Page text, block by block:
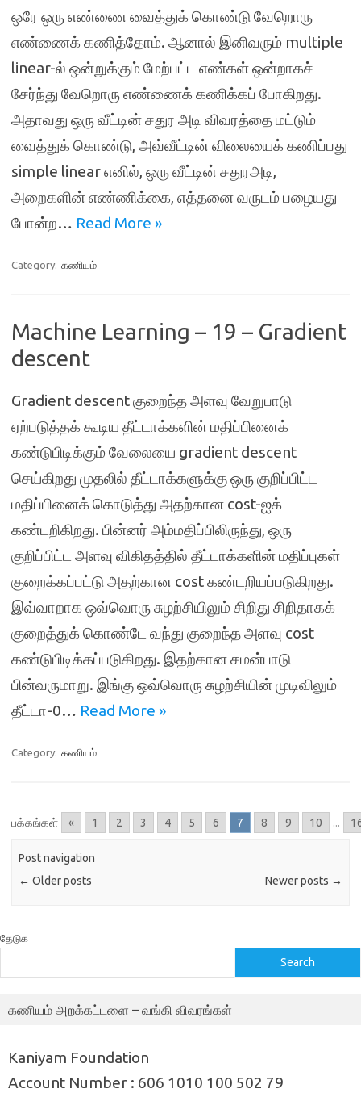
ஒரே ஒரு எண்ணை வைத்துக் கொண்டு வேறொரு
எண்ணைக் கணித்தோம். ஆனால் இனிவரும் multiple
linear-ல் ஒன்றுக்கும் மேற்பட்ட எண்கள் ஒன்றாகச்
சேர்ந்து வேறொரு எண்ணைக் கணிக்கப் போகிறது.
அதாவது ஒரு வீட்டின் சதுர அடி விவரத்தை மட்டும்
வைத்துக் கொண்டு, அவ்வீட்டின் விலையைக் கணிப்பது
simple linear எனில், ஒரு வீட்டின் சதுரஅடி,
அறைகளின் எண்ணிக்கை, எத்தனை வருடம் பழையது
போன்ற… Read More »
Category: கணியம்
Machine Learning – 19 – Gradient
descent
Gradient descent குறைந்த அளவு வேறுபாடு
ஏற்படுத்தக் கூடிய தீட்டாக்களின் மதிப்பினைக்
கண்டுபிடிக்கும் வேலையை gradient descent
செய்கிறது முதலில் தீட்டாக்களுக்கு ஒரு குறிப்பிட்ட
மதிப்பினைக் கொடுத்து அதற்கான cost-ஐக்
கண்டறிகிறது. பின்னர் அம்மதிப்பிலிருந்து, ஒரு
குறிப்பிட்ட அளவு விகிதத்தில் தீட்டாக்களின் மதிப்புகள்
குறைக்கப்பட்டு அதற்கான cost கண்டறியப்படுகிறது.
இவ்வாறாக ஒவ்வொரு சுழற்சியிலும் சிறிது சிறிதாகக்
குறைத்துக் கொண்டே வந்து குறைந்த அளவு cost
கண்டுபிடிக்கப்படுகிறது. இதற்கான சமன்பாடு
பின்வருமாறு. இங்கு ஒவ்வொரு சுழற்சியின் முடிவிலும்
தீட்டா-0… Read More »
Category: கணியம்
பக்கங்கள் « 1 2 3 4 5 6 7 8 9 10 ...
Post navigation
← Older posts Newer posts →
தேடுக
Search
கணியம் அறக்கட்டளை – வங்கி விவரங்கள்
Kaniyam Foundation
Account Number : 606 1010 100 502 79